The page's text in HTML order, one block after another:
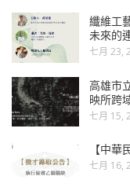
纖維工
未來的
七月 23,
高雄市
映所跨
七月 15,
【中華
七月 16,